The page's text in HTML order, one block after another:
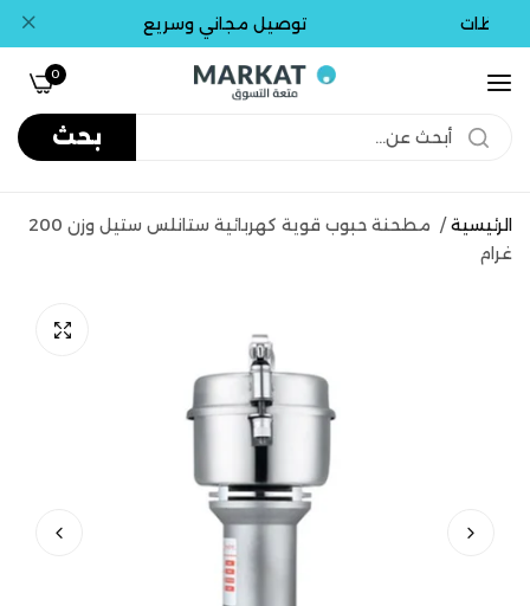
توصيل مجاني وسريع
بحث
0
الرئيسية /
مطحنة حبوب قوية كهربائية ستانلس ستيل وزن 200
غرام